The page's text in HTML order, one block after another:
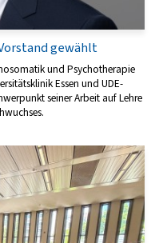
gewählt
und Psychotherapie
Essen und UDE-
seiner Arbeit auf Lehre